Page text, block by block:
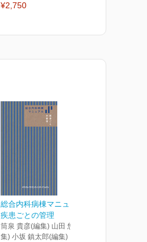
¥2,750
総合内科病棟マニュアル
疾患ごとの管理
筒泉 貴彦(編集) 山田 悠史(編
集) 小坂 鎮太郎(編集)